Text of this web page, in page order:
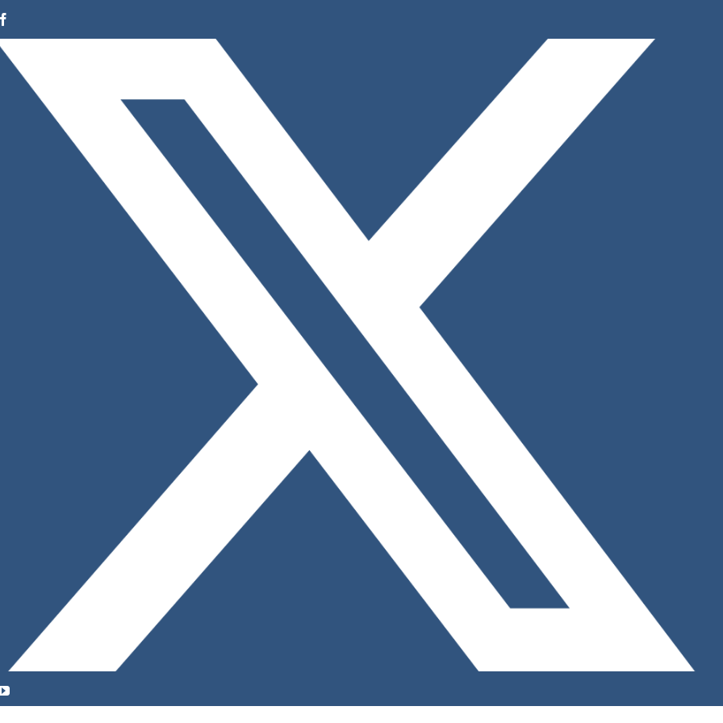
YouTube